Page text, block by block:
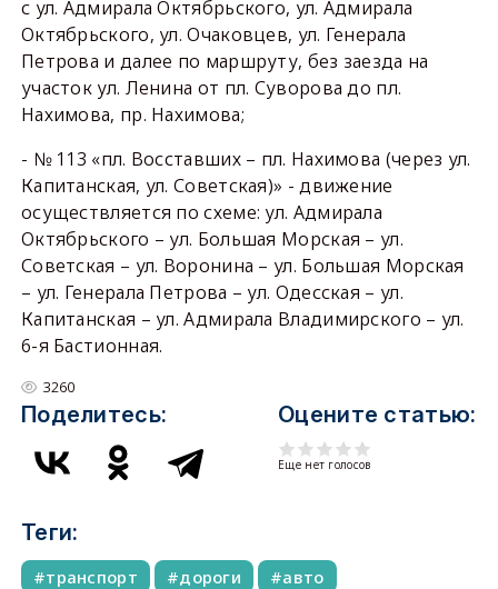
с ул. Адмирала Октябрьского, ул. Адмирала
Октябрьского, ул. Очаковцев, ул. Генерала
Петрова и далее по маршруту, без заезда на
участок ул. Ленина от пл. Суворова до пл.
Нахимова, пр. Нахимова;
- № 113 «пл. Восставших – пл. Нахимова (через ул.
Капитанская, ул. Советская)» - движение
осуществляется по схеме: ул. Адмирала
Октябрьского – ул. Большая Морская – ул.
Советская – ул. Воронина – ул. Большая Морская
– ул. Генерала Петрова – ул. Одесская – ул.
Капитанская – ул. Адмирала Владимирского – ул.
6-я Бастионная.
3260
Поделитесь: Оцените статью:
Еще нет голосов
Теги:
транспорт дороги авто